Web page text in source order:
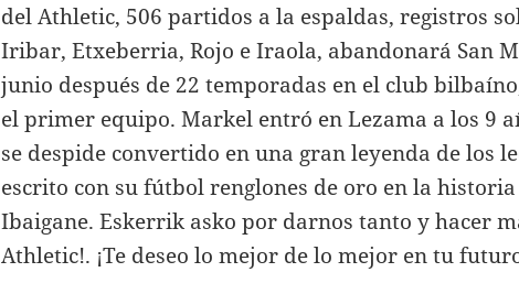
del Athletic, 506 partidos a la espaldas, registros
Iribar, Etxeberria, Rojo e Iraola, abandonará San
junio después de 22 temporadas en el club
el primer equipo. Markel entró en Lezama a los 9
se despide convertido en una gran leyenda de los
escrito con su fútbol renglones de oro en la
Ibaigane. Eskerrik asko por darnos tanto y hacer
Athletic!. ¡Te deseo lo mejor de lo mejor en tu